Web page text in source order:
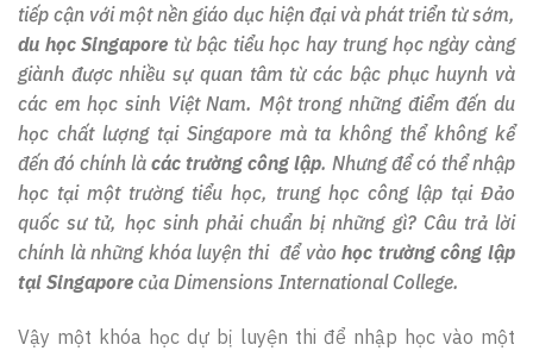
tiếp cận với một nền giáo dục hiện đại và phát triển từ sớm,
du học Singapore từ bậc tiểu học hay trung học ngày càng
giành được nhiều sự quan tâm từ các bậc phục huynh và
các em học sinh Việt Nam. Một trong những điểm đến du
học chất lượng tại Singapore mà ta không thể không kể
đến đó chính là các trường công lập. Nhưng để có thể nhập
học tại một trường tiểu học, trung học công lập tại Đảo
quốc sư tử, học sinh phải chuẩn bị những gì? Câu trả lời
chính là những khóa luyện thi để vàohọc trường công lập
tại Singapore của Dimensions International College.
Vậy một khóa học dự bị luyện thi để nhập học vào một